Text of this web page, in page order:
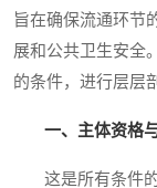
旨在确保流通环节
展和公共卫生安全
的条件，进行层层
一、主体资格
这是所有条件的